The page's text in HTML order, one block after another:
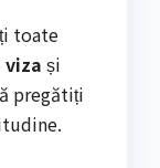
toate
viza și
pregătiți